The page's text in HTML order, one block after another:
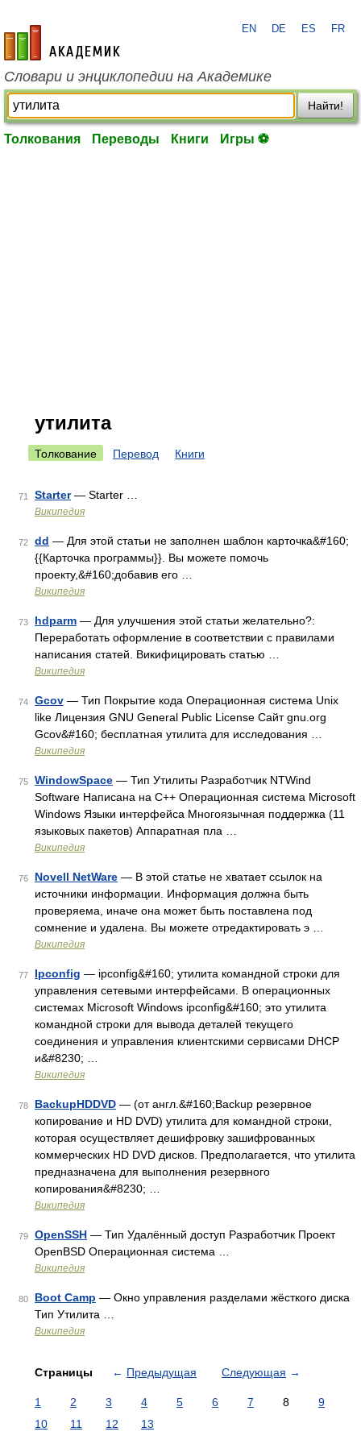
academic.ru
EN DE ES FR
Словари и энциклопедии на Академике
Найти!
Толкования Переводы Книги Игры ⚽
утилита
Толкование Перевод Книги
71 Starter— Starter …
Википедия
72 dd — Для этой статьи не заполнен шаблон карточка&#160;
{{Карточка программы}}. Вы можете помочь
проекту,&#160;добавив его …
Википедия
73 hdparm — Для улучшения этой статьи желательно?:
Переработать оформление в соответствии с правилами
написания статей. Викифицировать статью …
Википедия
74 Gcov — Тип Покрытие кода Операционная система Unix
like Лицензия GNU General Public License Сайт gnu.org
Gcov&#160; бесплатная утилита для исследования …
Википедия
75 WindowSpace — Тип Утилиты Разработчик NTWind
Software Написана на C++ Операционная система Microsoft
Windows Языки интерфейса Многоязычная поддержка (11
языковых пакетов) Аппаратная пла …
Википедия
76 Novell NetWare — В этой статье не хватает ссылок на
источники информации. Информация должна быть
проверяема, иначе она может быть поставлена под
сомнение и удалена. Вы можете отредактировать э …
Википедия
77 Ipconfig — ipconfig&#160; утилита командной строки для
управления сетевыми интерфейсами. В операционных
системах Microsoft Windows ipconfig&#160; это утилита
командной строки для вывода деталей текущего
соединения и управления клиентскими сервисами DHCP
и&#8230; …
Википедия
78 BackupHDDVD — (от англ.&#160;Backup резервное
копирование и HD DVD) утилита для командной строки,
которая осуществляет дешифровку зашифрованных
коммерческих HD DVD дисков. Предполагается, что утилита
предназначена для выполнения резервного
копирования&#8230; …
Википедия
79 OpenSSH — Тип Удалённый доступ Разработчик Проект
OpenBSD Операционная система …
Википедия
80 Boot Camp — Окно управления разделами жёсткого диска
Тип Утилита …
Википедия
Страницы ← Предыдущая Следующая →
1 2 3 4 5 6 7 8
9
10
11 12 13